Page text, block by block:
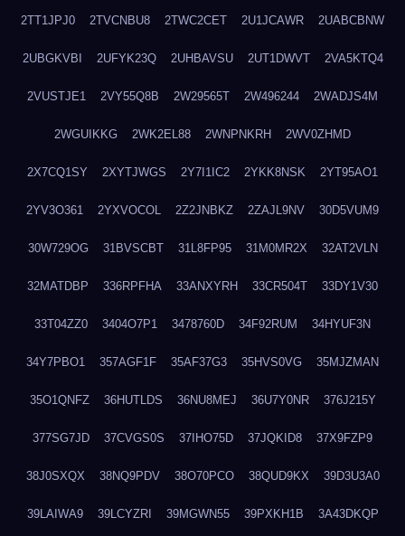
2TT1JPJ0 2TVCNBU8 2TWC2CET 2U1JCAWR 2UABCBNW
2UBGKVBI 2UFYK23Q 2UHBAVSU 2UT1DWVT 2VA5KTQ4
2VUSTJE1 2VY55Q8B 2W29565T 2W496244 2WADJS4M
2WGUIKKG 2WK2EL88 2WNPNKRH 2WV0ZHMD
2X7CQ1SY 2XYTJWGS 2Y7I1IC2 2YKK8NSK 2YT95AO1
2YV3O361 2YXVOCOL 2Z2JNBKZ 2ZAJL9NV 30D5VUM9
30W729OG 31BVSCBT 31L8FP95 31M0MR2X 32AT2VLN
32MATDBP 336RPFHA 33ANXYRH 33CR504T 33DY1V30
33T04ZZ0 3404O7P1 3478760D 34F92RUM 34HYUF3N
34Y7PBO1 357AGF1F 35AF37G3 35HVS0VG 35MJZMAN
35O1QNFZ 36HUTLDS 36NU8MEJ 36U7Y0NR 376J215Y
377SG7JD 37CVGS0S 37IHO75D 37JQKID8 37X9FZP9
38J0SXQX 38NQ9PDV 38O70PCO 38QUD9KX 39D3U3A0
39LAIWA9 39LCYZRI 39MGWN55 39PXKH1B 3A43DKQP